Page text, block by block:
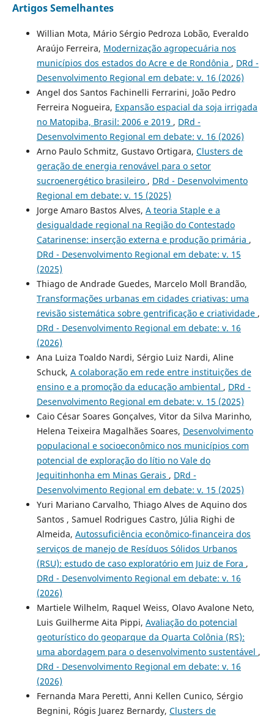
Artigos Semelhantes
Willian Mota, Mário Sérgio Pedroza Lobão, Everaldo
Araújo Ferreira, Modernização agropecuária nos
municípios dos estados do Acre e de Rondônia , DRd -
Desenvolvimento Regional em debate: v. 16 (2026)
Angel dos Santos Fachinelli Ferrarini, João Pedro
Ferreira Nogueira, Expansão espacial da soja irrigada
no Matopiba, Brasil: 2006 e 2019 , DRd -
Desenvolvimento Regional em debate: v. 16 (2026)
Arno Paulo Schmitz, Gustavo Ortigara, Clusters de
geração de energia renovável para o setor
sucroenergético brasileiro , DRd - Desenvolvimento
Regional em debate: v. 15 (2025)
Jorge Amaro Bastos Alves, A teoria Staple e a
desigualdade regional na Região do Contestado
Catarinense: inserção externa e produção primária ,
DRd - Desenvolvimento Regional em debate: v. 15
(2025)
Thiago de Andrade Guedes, Marcelo Moll Brandão,
Transformações urbanas em cidades criativas: uma
revisão sistemática sobre gentrificação e criatividade ,
DRd - Desenvolvimento Regional em debate: v. 16
(2026)
Ana Luiza Toaldo Nardi, Sérgio Luiz Nardi, Aline
Schuck, A colaboração em rede entre instituições de
ensino e a promoção da educação ambiental , DRd -
Desenvolvimento Regional em debate: v. 15 (2025)
Caio César Soares Gonçalves, Vitor da Silva Marinho,
Helena Teixeira Magalhães Soares, Desenvolvimento
populacional e socioeconômico nos municípios com
potencial de exploração do lítio no Vale do
Jequitinhonha em Minas Gerais , DRd -
Desenvolvimento Regional em debate: v. 15 (2025)
Yuri Mariano Carvalho, Thiago Alves de Aquino dos
Santos , Samuel Rodrigues Castro, Júlia Righi de
Almeida, Autossuficiência econômico-financeira dos
serviços de manejo de Resíduos Sólidos Urbanos
(RSU): estudo de caso exploratório em Juiz de Fora ,
DRd - Desenvolvimento Regional em debate: v. 16
(2026)
Martiele Wilhelm, Raquel Weiss, Olavo Avalone Neto,
Luis Guilherme Aita Pippi, Avaliação do potencial
geoturístico do geoparque da Quarta Colônia (RS):
uma abordagem para o desenvolvimento sustentável ,
DRd - Desenvolvimento Regional em debate: v. 16
(2026)
Fernanda Mara Peretti, Anni Kellen Cunico, Sérgio
Begnini, Rógis Juarez Bernardy, Clusters de